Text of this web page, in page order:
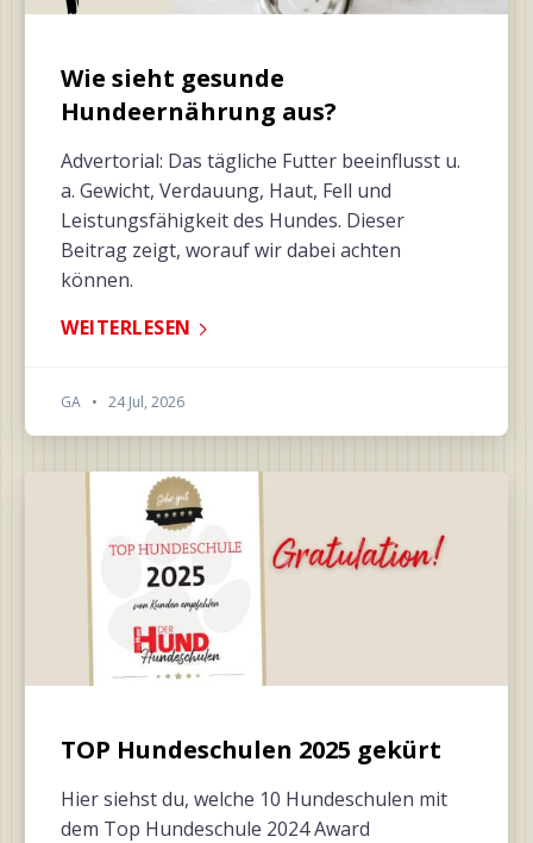
Wie sieht gesunde
Hundeernährung aus?
Advertorial: Das tägliche Futter beeinflusst u.
a. Gewicht, Verdauung, Haut, Fell und
Leistungsfähigkeit des Hundes. Dieser
Beitrag zeigt, worauf wir dabei achten
können.
WEITERLESEN
GA • 24 Jul, 2026
TOP Hundeschulen 2025 gekürt
Hier siehst du, welche 10 Hundeschulen mit
dem Top Hundeschule 2024 Award